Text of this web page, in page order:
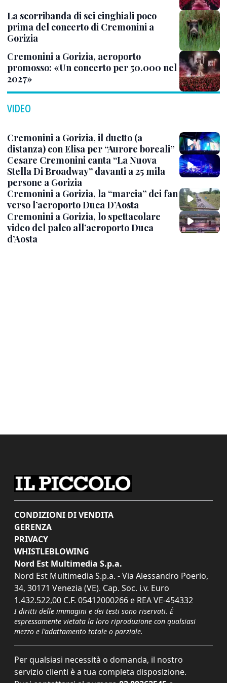
La scorribanda di sei cinghiali poco
prima del concerto di Cremonini a
Gorizia
Cremonini a Gorizia, aeroporto
promosso: «Un concerto per 50.000 nel
2027»
VIDEO
Cremonini a Gorizia, il duetto (a
distanza) con Elisa per “Aurore boreali”
Cesare Cremonini canta “La Nuova
Stella Di Broadway” davanti a 25 mila
persone a Gorizia
Cremonini a Gorizia, la “marcia” dei fan
verso l’aeroporto Duca D’Aosta
Cremonini a Gorizia, lo spettacolare
video del palco all’aeroporto Duca
d’Aosta
CONDIZIONI DI VENDITA
GERENZA
PRIVACY
WHISTLEBLOWING
Nord Est Multimedia S.p.a.
Nord Est Multimedia S.p.a. - Via Alessandro Poerio,
34, 30171 Venezia (VE). Cap. Soc. i.v. Euro
1.432.522,00 C.F. 05412000266 e REA VE-454332
I diritti delle immagini e dei testi sono riservati. È
espressamente vietata la loro riproduzione con qualsiasi
mezzo e l'adattamento totale o parziale.
Per qualsiasi necessità o domanda, il nostro
servizio clienti è a tua completa disposizione.